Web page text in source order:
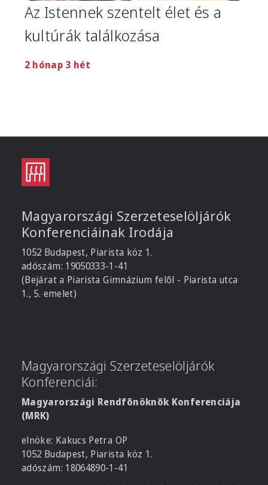
Az Istennek szentelt élet és a
kultúrák találkozása
2 hónap 3 hét
Magyarországi Szerzeteselöljárók
Konferenciáinak Irodája
1052 Budapest, Piarista köz 1.
adószám: 19050333-1-41
(Bejárat a Piarista Gimnázium felől - Piarista utca
1., 5. emelet)
Magyarországi Szerzeteselöljárók
Konferenciái:
Magyarországi Rendfőnöknők Konferenciája
(MRK)
elnöke: Kakucs Petra OP
1052 Budapest, Piarista köz 1.
adószám: 18064890-1-41